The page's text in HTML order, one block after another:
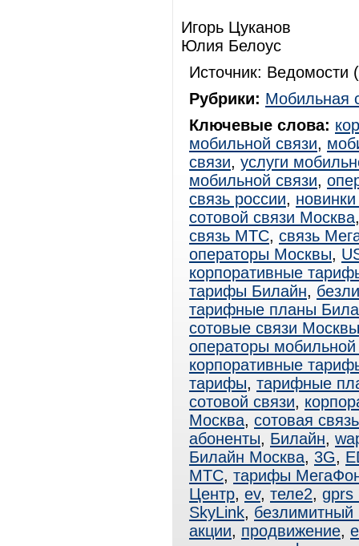
Игорь Цуканов
Юлия Белоус
Источник: Ведомости (
Рубрики: Мобильная
Ключевые слова:
мобильной связи,
связи, услуги
мобильной связи,
связь россии,
сотовой связи Москва
связь МТС, связь
операторы Москвы,
корпоративные
тарифы Билайн,
тарифные планы
сотовые связи Москвы
операторы мобильной
корпоративные
тарифы, тарифные
сотовой связи,
Москва, сотовая
абоненты, Билайн,
Билайн Москва, 3G,
МТС, тарифы
Центр, ev, теле2, gprs
SkyLink, безлимитный
акции, продвижение,